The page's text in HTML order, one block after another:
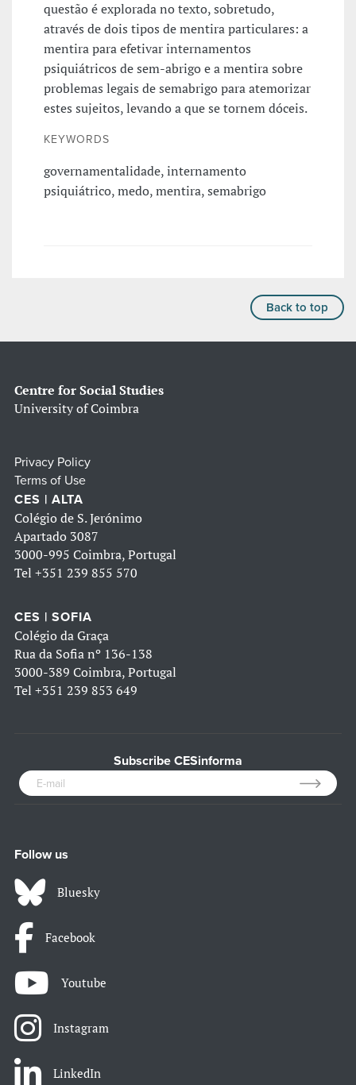
questão é explorada no texto, sobretudo,
através de dois tipos de mentira particulares: a
mentira para efetivar internamentos
psiquiátricos de sem-abrigo e a mentira sobre
problemas legais de semabrigo para atemorizar
estes sujeitos, levando a que se tornem dóceis.
KEYWORDS
governamentalidade, internamento
psiquiátrico, medo, mentira, semabrigo
Back to top
Centre for Social Studies
University of Coimbra
Privacy Policy
Terms of Use
CES | ALTA
Colégio de S. Jerónimo
Apartado 3087
3000-995 Coimbra, Portugal
Tel +351 239 855 570
CES | SOFIA
Colégio da Graça
Rua da Sofia nº 136-138
3000-389 Coimbra, Portugal
Tel +351 239 853 649
Subscribe CESinforma
Follow us
Bluesky
Facebook
Youtube
Instagram
LinkedIn